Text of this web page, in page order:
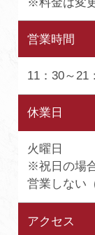
営業時間
11：30～21
休業日
火曜日
※祝日の場
営業しない
アクセス